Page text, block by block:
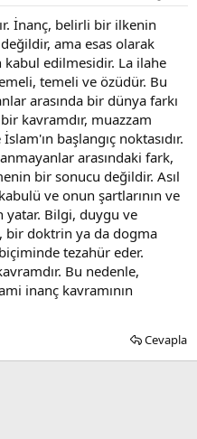
İnanç, belirli bir ilkenin
ama esas olarak
edilmesidir. La ilahe
temeli ve özüdür. Bu
arasında bir dünya farkı
kavramdır, muazzam
başlangıç noktasıdır.
arasındaki fark,
bir sonucu değildir. Asıl
ve onun şartlarının ve
yatar. Bilgi, duygu ve
bir doktrin ya da dogma
tezahür eder.
Bu nedenle,
inanç kavramının
Cevapla